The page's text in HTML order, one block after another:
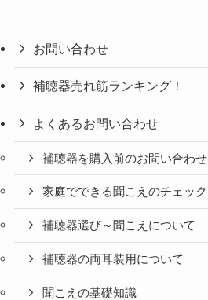
お問い合わせ
補聴器売れ筋ランキング！
よくあるお問い合わせ
補聴器を購入前のお問い合わせ
家庭でできる聞こえのチェック
補聴器選び～聞こえについて
補聴器の両耳装用について
聞こえの基礎知識